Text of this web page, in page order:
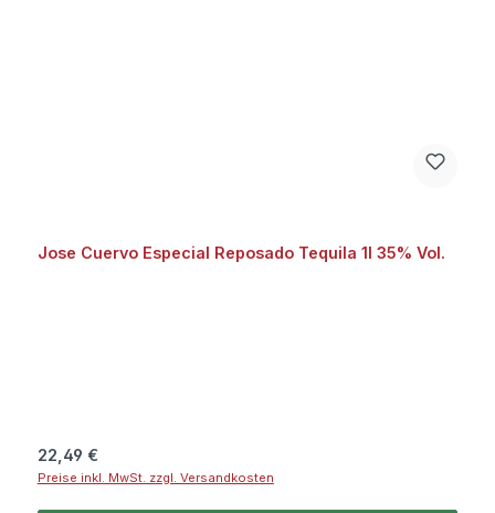
Jose Cuervo Especial Reposado Tequila 1l 35% Vol.
Regulärer Preis:
22,49 €
Preise inkl. MwSt. zzgl. Versandkosten